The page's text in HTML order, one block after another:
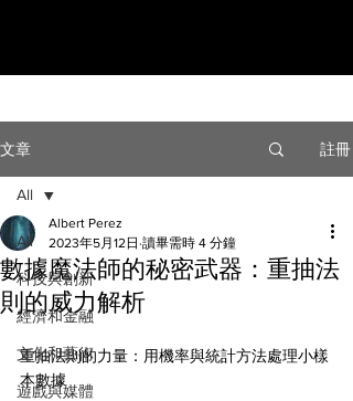
文章 註冊
All
科技與創新
經濟和金融
文化和藝術
遊戲與媒體
All
數據魔法師的秘密武器：重抽法
則的威力解析
Albert Perez
2023年5月12日 讀畢需時 4 分鐘
重抽法則的力量：用機率與統計方法處理小樣
本數據